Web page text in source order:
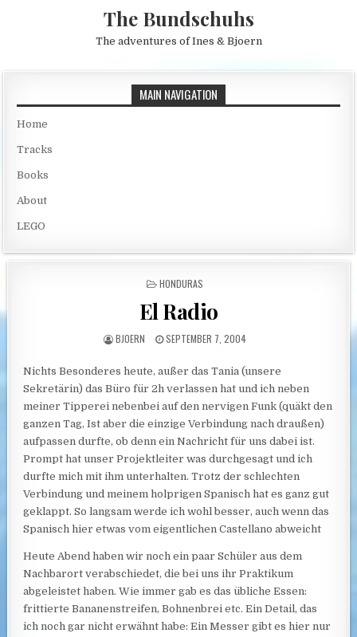
The Bundschuhs
The adventures of Ines & Bjoern
MAIN NAVIGATION
Home
Tracks
Books
About
LEGO
POSTED IN
HONDURAS
El Radio
AUTHOR:
BJOERN PUBLISHED DATE:
SEPTEMBER 7, 2004
Nichts Besonderes heute, außer das Tania (unsere
Sekretärin) das Büro für 2h verlassen hat und ich neben
meiner Tipperei nebenbei auf den nervigen Funk (quäkt den
ganzen Tag, Ist aber die einzige Verbindung nach draußen)
aufpassen durfte, ob denn ein Nachricht für uns dabei ist.
Prompt hat unser Projektleiter was durchgesagt und ich
durfte mich mit ihm unterhalten. Trotz der schlechten
Verbindung und meinem holprigen Spanisch hat es ganz gut
geklappt. So langsam werde ich wohl besser, auch wenn das
Spanisch hier etwasvom eigentlichen Castellano abweicht
Heute Abend haben wir noch ein paar Schüler aus dem
Nachbarort verabschiedet, die bei uns ihr Praktikum
abgeleistet haben. Wie immer gab es das übliche Essen:
frittierte Bananenstreifen, Bohnenbrei etc. Ein Detail, das
ich noch gar nicht erwähnt habe: Ein Messer gibt es hier nur